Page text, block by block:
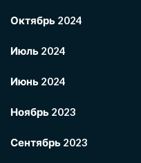
Октябрь 2024
Июль 2024
Июнь 2024
Ноябрь 2023
Сентябрь 2023